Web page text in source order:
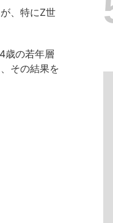
、特にZ世
歳の若年層
その結果を